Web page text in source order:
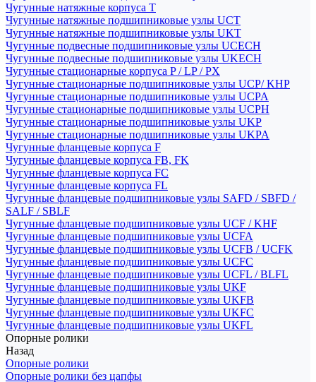
Чугунные натяжные корпуса T
Чугунные натяжные подшипниковые узлы UCT
Чугунные натяжные подшипниковые узлы UKT
Чугунные подвесные подшипниковые узлы UCECH
Чугунные подвесные подшипниковые узлы UKECH
Чугунные стационарные корпуса P / LP / PX
Чугунные стационарные подшипниковые узлы UCP/ KHP
Чугунные стационарные подшипниковые узлы UCPA
Чугунные стационарные подшипниковые узлы UCPH
Чугунные стационарные подшипниковые узлы UKP
Чугунные стационарные подшипниковые узлы UKPA
Чугунные фланцевые корпуса F
Чугунные фланцевые корпуса FB, FK
Чугунные фланцевые корпуса FC
Чугунные фланцевые корпуса FL
Чугунные фланцевые подшипниковые узлы SAFD / SBFD /
SALF / SBLF
Чугунные фланцевые подшипниковые узлы UCF / KHF
Чугунные фланцевые подшипниковые узлы UCFA
Чугунные фланцевые подшипниковые узлы UCFB / UCFK
Чугунные фланцевые подшипниковые узлы UCFC
Чугунные фланцевые подшипниковые узлы UCFL / BLFL
Чугунные фланцевые подшипниковые узлы UKF
Чугунные фланцевые подшипниковые узлы UKFB
Чугунные фланцевые подшипниковые узлы UKFC
Чугунные фланцевые подшипниковые узлы UKFL
Опорные ролики
Назад
Опорные ролики
Опорные ролики без цапфы